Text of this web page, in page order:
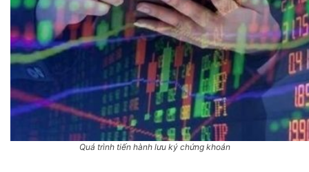
Quá trình tiến hành lưu ký chứng khoán